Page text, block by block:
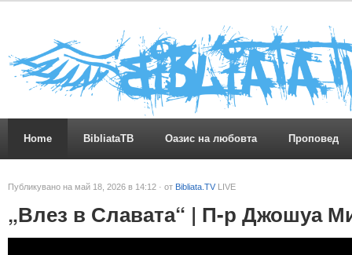
Home BibliataTB Оазис на любовта Проповед
Публикувано на май 18, 2026 в 14:12 · от Bibliata.TV LIVE
„Влез в Славата“ | П-р Джошуа